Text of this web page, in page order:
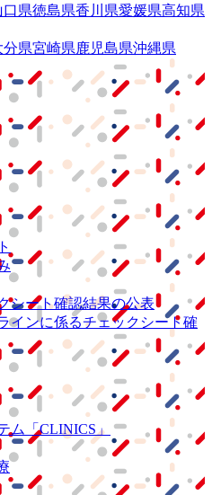
口県徳島県香川県愛媛県高知県
分県宮崎県鹿児島県沖縄県
シート確認結果の公表
インに係るチェックシート確
ム
「CLINICS」